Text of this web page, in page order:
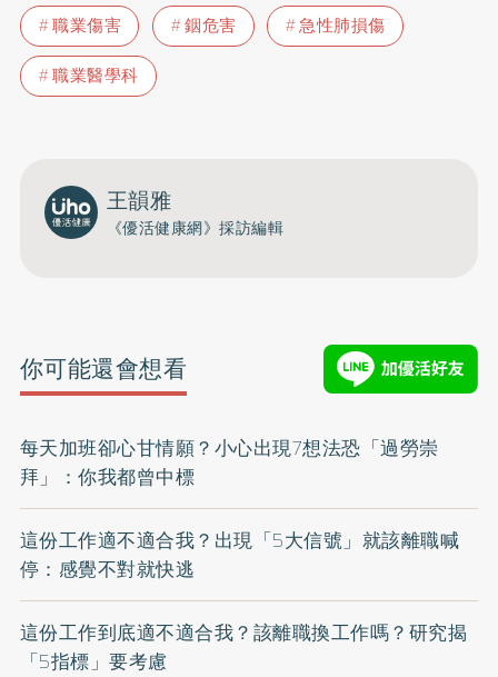
職業傷害 銦危害
急性肺損傷
職業醫學科
王韻雅
《優活健康網》採訪編輯
你可能還會想看
每天加班卻心甘情願？小心出現7想法恐「過勞崇
拜」：你我都曾中標
這份工作適不適合我？出現「5大信號」就該離職喊
停：感覺不對就快逃
這份工作到底適不適合我？該離職換工作嗎？研究揭
「5指標」要考慮